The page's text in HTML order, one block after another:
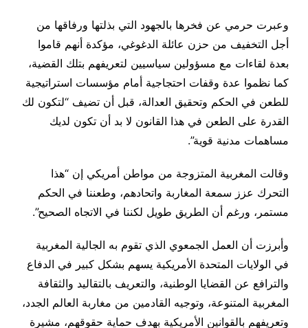
وعبرت حرمي عن فخرها بالجهود التي بذلتها ورفاقها من
أجل التخفيف من حزن عائلة الدغوغي، مؤكدة أنهم قاموا
بعدة لقاءات مع مسؤولين سياسيين لتعريفهم بتلك القضية،
كما نظموا عدة وقفات احتجاجية أمام مؤسسات استراتيجية
للطعن في الحكم وتحقيق العدالة، قبل أن تضيف “لتكون لك
القدرة على الطعن في هذا القانون لا بد أن تكون لديك
مساهمات مدنية قوية”.
وقالت المغربية المتزوجة من مواطن أمريكي إن “هذا
التحرك عزز سمعة المغاربة واتحادهم، وطعننا في الحكم
مستمر، ورغم أن الطريق طويل لكننا في الاتجاه الصحيح”.
وأبرزت أن العمل الجمعوي الذي تقوم به الجالية المغربية
في الولايات المتحدة الأمريكية يسهم بشكل كبير في الدفاع
والترافع عن القضايا الوطنية، والتعريف بالتقاليد والثقافة
المغربية المتنوعة، وتوجيه القادمين من مغاربة العالم الجدد،
وتعريفهم بالقوانين الأمريكية بهدف حماية حقوقهم، مشيرة